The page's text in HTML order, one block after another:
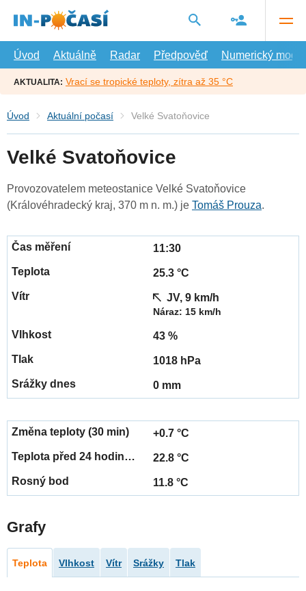
hlavní
Úvod
Aktuálně Radar Předpověď Numerický model
AKTUALITA: Vrací se tropické teploty, zítra až 35 °C
Úvod Aktuální počasí Velké Svatoňovice
Velké Svatoňovice
Provozovatelem meteostanice Velké Svatoňovice
(Královéhradecký kraj, 370 m n. m.) je Tomáš Prouza.
11:30
25.3 °C
JV, 9 km/h
Náraz: 15 km/h
43 %
1018 hPa
0 mm
+0.7 °C
22.8 °C
11.8 °C
Grafy
Teplota Vlhkost Vítr Srážky Tlak